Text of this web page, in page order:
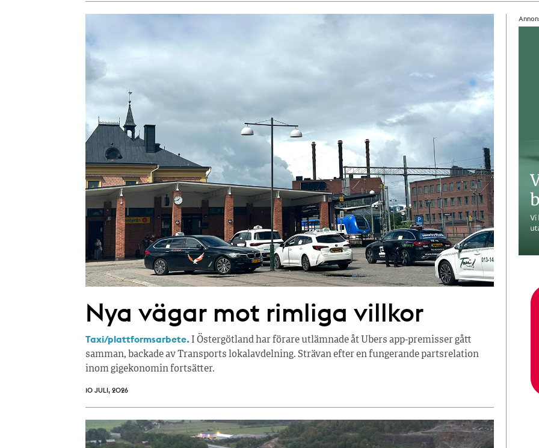
Nya vägar mot rimliga villkor
Taxi/plattformsarbete. I Östergötland har förare utlämnade åt Ubers app-premisser gått
samman, backade av Transports lokalavdelning. Strävan efter en fungerande partsrelation
inom gigekonomin fortsätter.
10 JULI, 2026